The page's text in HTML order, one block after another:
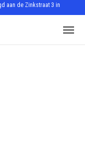
aan de Zinkstraat 3 in